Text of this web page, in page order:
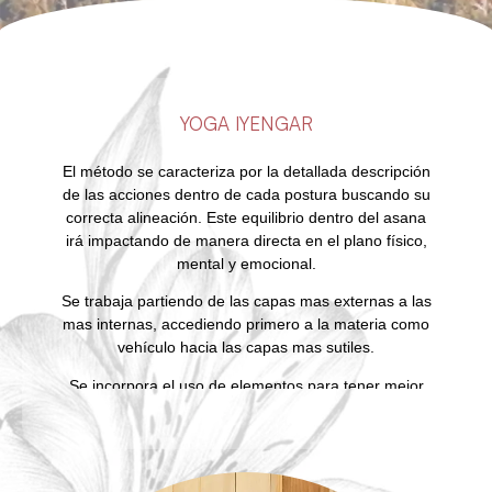
Disminuye la rigidez de la cadena posterior
favoreciendo una mayor movilidad torácica y la
elasticidad de los tejidos.
Optimiza la capacidad respiratoria.
Redice el riesgo de lesiones articulares.
Potencia la eficiencia de la fuerza gracias al
soporte miofacial integrado al movimiento.
Potencia el rendimiento deportivo.
Reduce la tensión y sobrecarga lumbar
eliminando dolores persistentes.
Duración 12 semanas
Dentro del curso vas a encontrar:
Programa personalizado de remodelacion de la
fascia.
Encuentros 1-1 cada 15 dias online o presencial
en mi estúdio para medir progreso y ajustar la
YOGA IYENGAR
El método se caracteriza por la detallada descripción
de las acciones dentro de cada postura buscando su
correcta alineación. Este equilibrio dentro del asana
irá impactando de manera directa en el plano físico,
mental y emocional.
Se trabaja partiendo de las capas mas externas a las
mas internas, accediendo primero a la materia como
vehículo hacia las capas mas sutiles.
Se incorpora el uso de elementos para tener mejor
abordaje de las posturas en el caso de ser necesario.
La secuenciación en este método es fundamental ya
que las clases se van desarrollando dentro de un